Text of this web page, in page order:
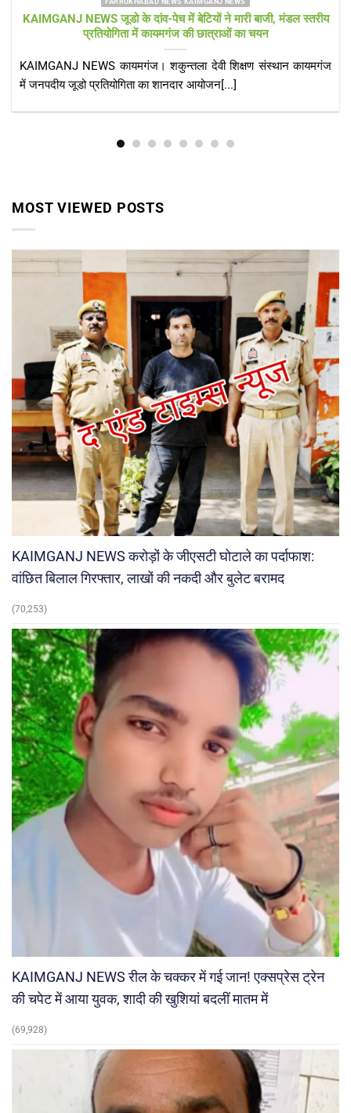
KAIMGANJ NEWS ट्रेन के पीछे दौड़ते-दौड़ते 73 वर्षीय बुजुर्ग की दर्दनाक
मौत, पितौरा क्रॉसिंग के पास मिला शव
KAIMGANJ NEWS गोमती नगर एक्सप्रेस से परिजनों के साथ लखनऊ
जा रहे थे रामदास गुप्ता,[...]
MOST VIEWED POSTS
KAIMGANJ NEWS करोड़ों के जीएसटी घोटाले का पर्दाफाश:
वांछित बिलाल गिरफ्तार, लाखों की नकदी और बुलेट बरामद
(70,253)
KAIMGANJ NEWS रील के चक्कर में गई जान! एक्सप्रेस ट्रेन
की चपेट में आया युवक, शादी की खुशियां बदलीं मातम में
(69,928)